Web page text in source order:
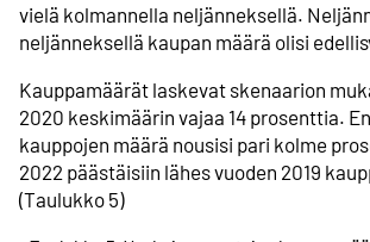
vielä kolmannella neljänneksellä.
neljänneksellä kaupan määrä olisi
Kauppamäärät laskevat skenaarion
2020 keskimäärin vajaa 14 prosenttia.
kauppojen määrä nousisi pari kolme
2022 päästäisiin lähes vuoden 2019
(Taulukko 5)